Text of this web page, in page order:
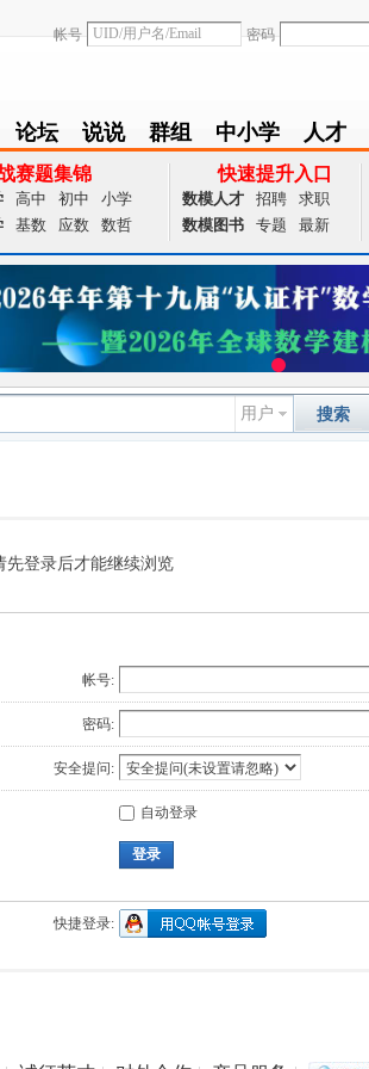
帐号
密码
论坛
BBS
说说
Follow
群组
group
中小学
zxx
人才
achieve
赛题集锦
高中 初中
小学
基数 应数 数哲
快速提升入口
数模人才 招聘
求职
数模图书
专题 最新
用户 搜索
先登录后才能继续浏览
帐号:
密码:
安全提问:
自动登录
登录
快捷登录: